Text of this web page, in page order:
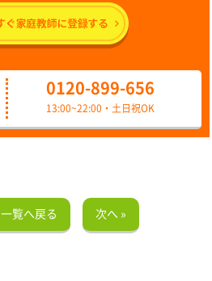
0120-899-656
13:00~22:00・土日祝OK
一覧へ戻る 次へ »